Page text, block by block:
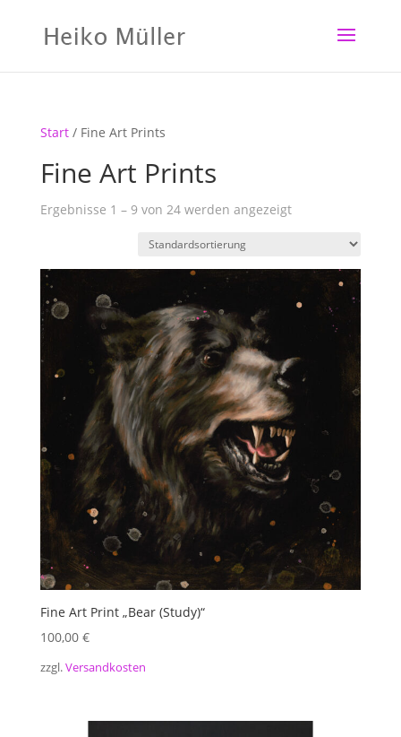
Start/ Fine Art Prints
Fine Art Prints
Ergebnisse 1 – 9 von 24 werden angezeigt
Fine Art Print „Bear (Study)“
100,00 €
zzgl.Versandkosten